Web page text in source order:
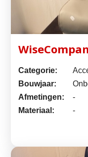
Categorie:
Bouwjaar:
Afmetingen:
-
Materiaal:
-